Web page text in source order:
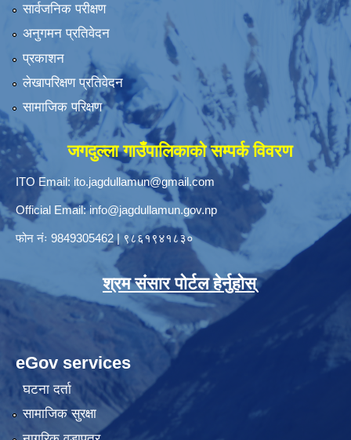
सार्वजनिक परीक्षण
अनुगमन प्रतिवेदन
प्रकाशन
लेखापरिक्षण प्रतिवेदन
सामाजिक परिक्षण
जगदुल्ला गाउँपालिकाको सम्पर्क विवरण
ITO Email: ito.jagdullamun@gmail.com
Official Email:info@jagdullamun.gov.np
फोन नंः 9849305462| ९८६१९४१८३०
श्रम संसार पोर्टल हेर्नुहोस्
eGov services
घटना दर्ता
सामाजिक सुरक्षा